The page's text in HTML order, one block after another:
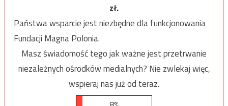
zł.
Państwa wsparcie jest niezbędne dla funkcjonowania
Fundacji Magna Polonia.
Masz świadomość tego jak ważne jest przetrwanie
niezależnych ośrodków medialnych? Nie zwlekaj więc,
wspieraj nas już od teraz.